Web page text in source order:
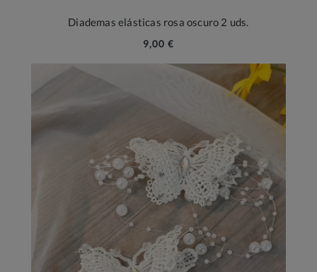
Diademas elásticas rosa oscuro 2 uds.
9,00 €